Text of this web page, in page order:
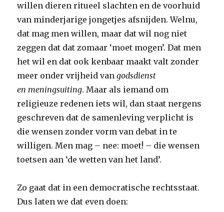
willen dieren ritueel slachten en de voorhuid
van minderjarige jongetjes afsnijden. Welnu,
dat mag men willen, maar dat wil nog niet
zeggen dat dat zomaar ‘moet mogen’. Dat men
het wil en dat ook kenbaar maakt valt zonder
meer onder vrijheid vangodsdienst
en meningsuiting. Maar als iemand om
religieuze redenen iets wil, dan staat nergens
geschreven dat de samenleving verplicht is
die wensen zonder vorm van debat in te
willigen. Men mag – nee: moet! – die wensen
toetsen aan ‘de wetten van het land’.
Zo gaat dat in een democratische rechtsstaat.
Dus laten we dat even doen: